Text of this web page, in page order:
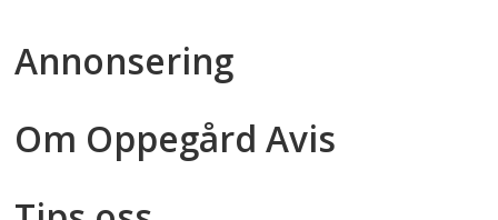
Annonsering
Om Oppegård Avis